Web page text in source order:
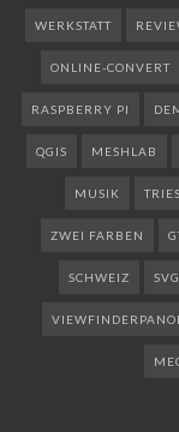
WERKSTATT
ONLINE-CONVERT
RASPBERRY PI
QGIS MESHLAB
MUSIK
ZWEI FARBEN
SCHWEIZ SVG